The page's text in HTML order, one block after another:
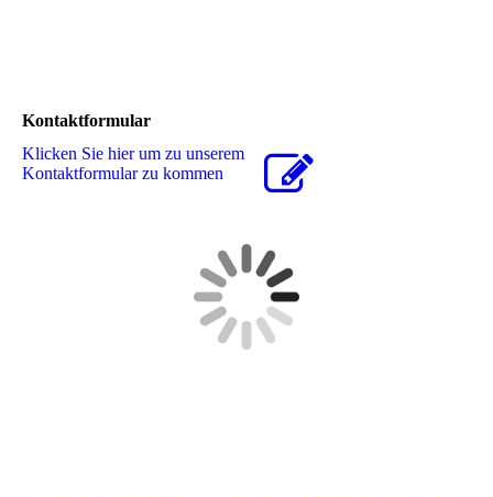
Kontaktformular
Klicken Sie hier um zu unserem
Kon­takt­for­mu­lar zu kommen